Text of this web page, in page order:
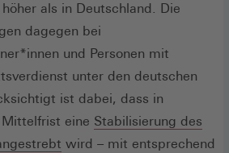
als in Deutschland. Die
dagegen bei
und Personen mit
unter den deutschen
ist dabei, dass in
eine Stabilisierung des
(Öffnet
wird – mit entsprechend